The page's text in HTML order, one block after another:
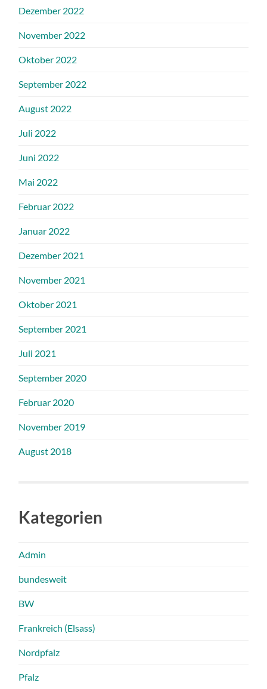
Dezember 2022
November 2022
Oktober 2022
September 2022
August 2022
Juli 2022
Juni 2022
Mai 2022
Februar 2022
Januar 2022
Dezember 2021
November 2021
Oktober 2021
September 2021
Juli 2021
September 2020
Februar 2020
November 2019
August 2018
Kategorien
Admin
bundesweit
BW
Frankreich (Elsass)
Nordpfalz
Pfalz